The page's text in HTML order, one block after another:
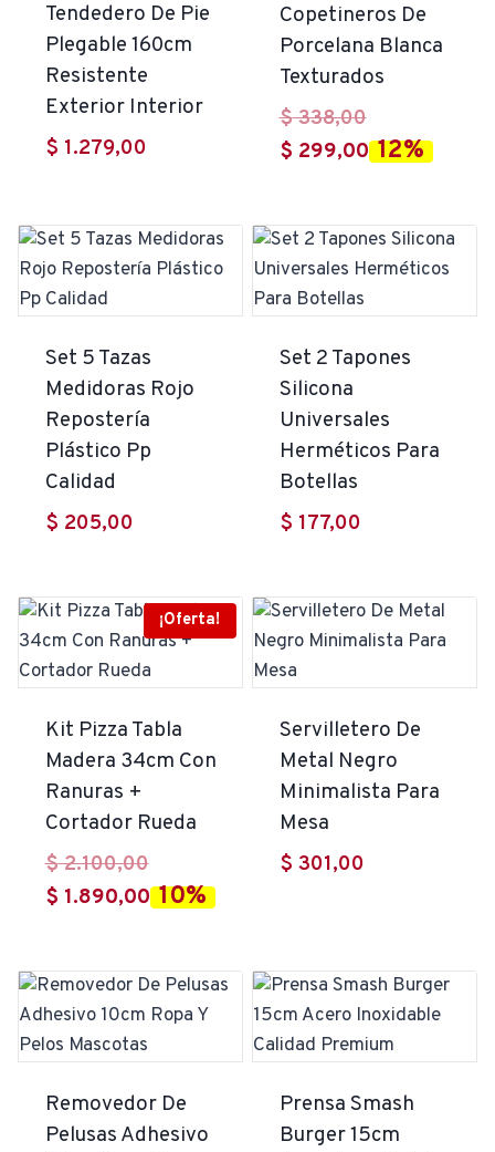
Tendedero De Pie
Plegable 160cm
Resistente
Exterior Interior
$ 1.279,00
Copetineros De
Porcelana Blanca
Texturados
$338,00El
precio
$ 338,00.
$ 299,00El
es:
$ 299,00.
12%
Set 5 Tazas
Medidoras Rojo
Repostería
Plástico Pp
Calidad
$ 205,00
Set 2 Tapones
Silicona
Universales
Herméticos Para
Botellas
$ 177,00
¡Oferta!
Kit Pizza Tabla
Madera 34cm Con
Ranuras +
Cortador Rueda
$2.100,00El
precio
$ 2.100,00.
$ 1.890,00El
es:
$ 1.890,00.
10%
Servilletero De
Metal Negro
Minimalista Para
Mesa
$ 301,00
Removedor De
Pelusas Adhesivo
Prensa Smash
Burger 15cm